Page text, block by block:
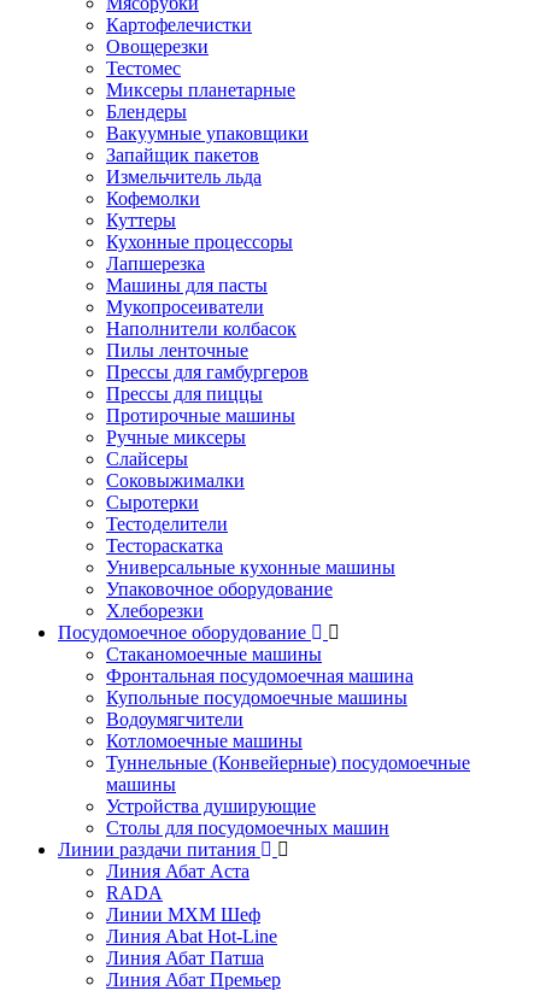
Картофелечистки
Овощерезки
Тестомес
Миксеры планетарные
Блендеры
Вакуумные упаковщики
Запайщик пакетов
Измельчитель льда
Кофемолки
Куттеры
Кухонные процессоры
Лапшерезка
Машины для пасты
Мукопросеиватели
Наполнители колбасок
Пилы ленточные
Прессы для гамбургеров
Прессы для пиццы
Протирочные машины
Ручные миксеры
Слайсеры
Соковыжималки
Сыротерки
Тестоделители
Тестораскатка
Универсальные кухонные машины
Упаковочное оборудование
Хлеборезки
Посудомоечное оборудование
Стаканомоечные машины
Фронтальная посудомоечная машина
Купольные посудомоечные машины
Водоумягчители
Котломоечные машины
Туннельные (Конвейерные) посудомоечные
машины
Устройства душирующие
Столы для посудомоечных машин
Линии раздачи питания
Линия Абат Аста
RADA
Линии МХМ Шеф
Линия Abat Hot-Line
Линия Абат Патша
Линия Абат Премьер